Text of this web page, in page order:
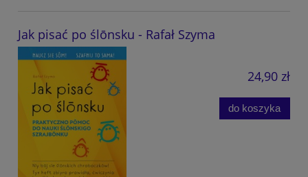
Jak pisać po ślōnsku - Rafał Szyma
24,90 zł
do koszyka